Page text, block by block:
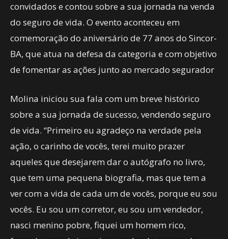
convidados e contou sobre a sua jornada na venda
do seguro de vida. O evento aconteceu em
comemoração do aniversário de 77 anos do Sincor-
BA, que atua na defesa da categoria e com objetivo
de fomentar as ações junto ao mercado segurador
Molina iniciou sua fala com um breve histórico
sobre a sua jornada de sucesso, vendendo seguro
de vida. “Primeiro eu agradeço na verdade pela
ação, o carinho de vocês, terei muito prazer
aqueles que desejarem dar o autógrafo no livro,
que tem uma pequena biografia, mas que tem a
ver com a vida de cada um de vocês, porque eu sou
vocês. Eu sou um corretor, eu sou um vendedor,
nasci menino pobre, fiquei um homem rico,